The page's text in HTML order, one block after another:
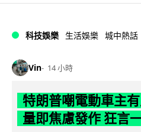
科技娛樂 生活娛樂 城中熱話
Vin 14 小時
特朗普嘲電動車主
量即焦慮發作 狂言